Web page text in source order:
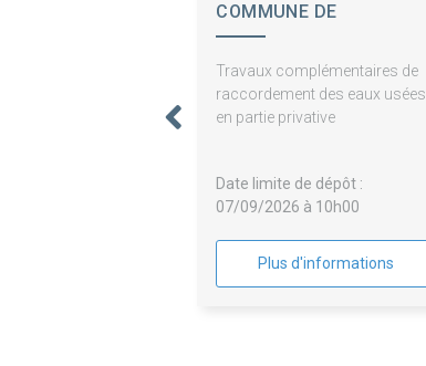
COMMUNE DE
Travaux complémentaires de
raccordement des eaux usées
en partie privative
Date limite de dépôt :
07/09/2026 à 10h00
Plus d'informations